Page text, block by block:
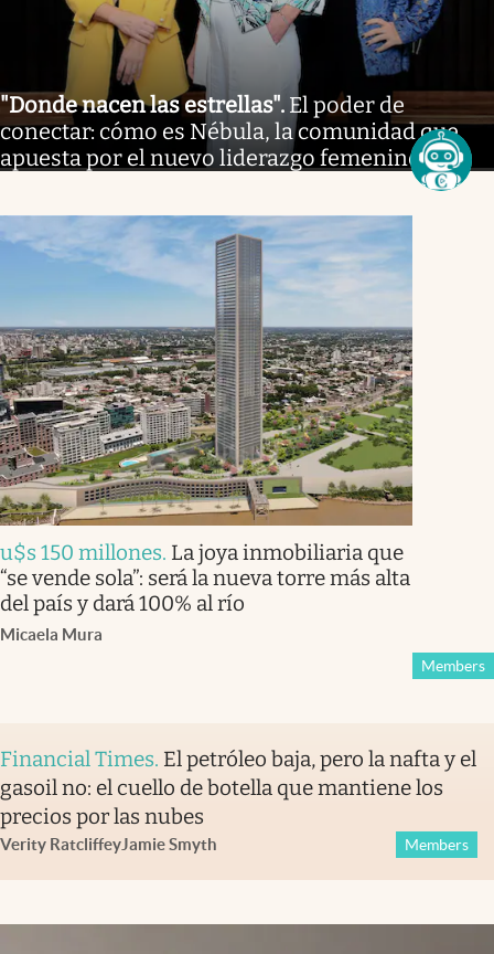
"Donde nacen las estrellas". El poder de
conectar: cómo es Nébula, la comunidad que
apuesta por el nuevo liderazgo femenino
u$s 150 millones. La joya inmobiliaria que
“se vende sola”: será la nueva torre más alta
del país y dará 100% al río
Micaela Mura
Members
Financial Times. El petróleo baja, pero la nafta y el
gasoil no: el cuello de botella que mantiene los
precios por las nubes
Verity RatcliffeyJamie Smyth Members